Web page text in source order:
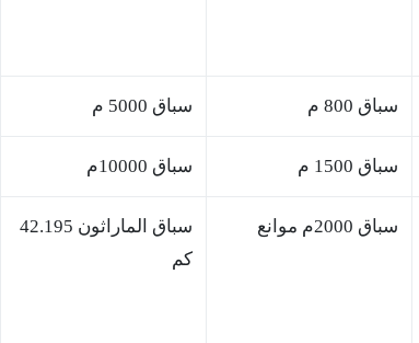
سباق 800 م سباق 5000 م
سباق 1500 م سباق 10000م
سباق 2000م موانع
سباق الماراثون 42.195
كم